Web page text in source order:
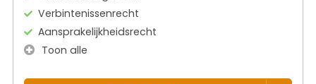
Verbintenissenrecht
Aansprakelijkheidsrecht
Toon alle